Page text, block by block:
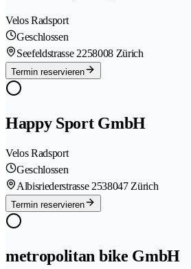
Velos Radsport
Geschlossen
Seefeldstrasse 2258008 Zürich
Termin reservieren
Happy Sport GmbH
Velos Radsport
Geschlossen
Albisriederstrasse 2538047 Zürich
Termin reservieren
metropolitan bike GmbH